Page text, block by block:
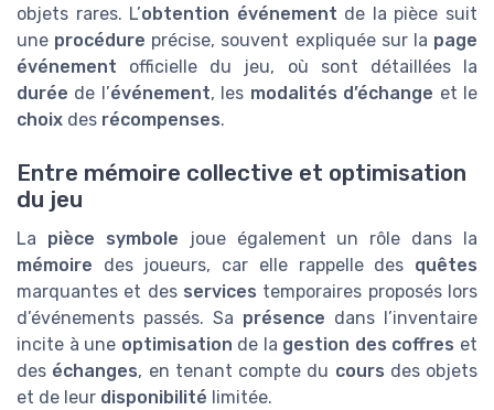
objets rares. L’obtention événement de la pièce suit
une procédure précise, souvent expliquée sur la page
événement officielle du jeu, où sont détaillées la
durée de l’événement, les modalités d’échange et le
choix des récompenses.
Entre mémoire collective et optimisation
du jeu
La pièce symbole joue également un rôle dans la
mémoire des joueurs, car elle rappelle des quêtes
marquantes et des services temporaires proposés lors
d’événements passés. Sa présence dans l’inventaire
incite à une optimisation de la gestion des coffres et
des échanges, en tenant compte du cours des objets
et de leur disponibilité limitée.